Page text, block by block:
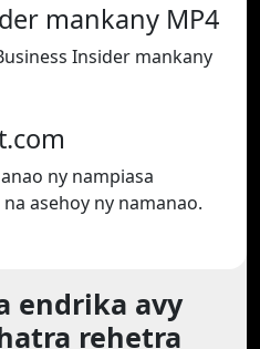
mankany MP4
Insider mankany
ny nampiasa
asehoy ny namanao.
endrika avy
rehetra